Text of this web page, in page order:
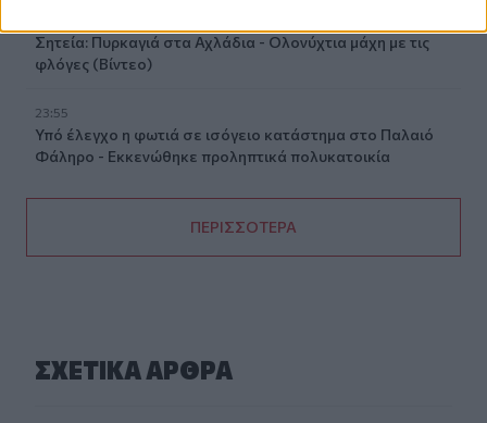
Σητεία: Πυρκαγιά στα Αχλάδια - Ολονύχτια μάχη με τις
φλόγες (Βίντεο)
23:55
Υπό έλεγχο η φωτιά σε ισόγειο κατάστημα στο Παλαιό
Φάληρο - Εκκενώθηκε προληπτικά πολυκατοικία
ΠΕΡΙΣΣΟΤΕΡΑ
ΣΧΕΤΙΚA AΡΘΡΑ